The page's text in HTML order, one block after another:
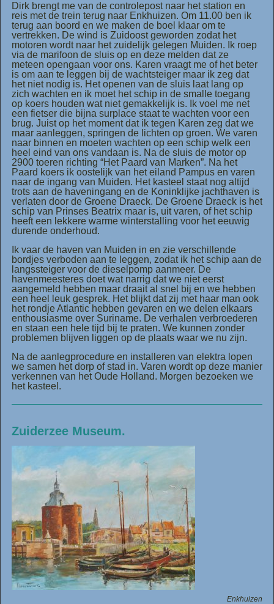
Dirk brengt me van de controlepost naar het station en
reis met de trein terug naar Enkhuizen. Om 11.00 ben ik
terug aan boord en we maken de boel klaar om te
vertrekken. De wind is Zuidoost geworden zodat het
motoren wordt naar het zuidelijk gelegen Muiden. Ik roep
via de marifoon de sluis op en deze melden dat ze
meteen opengaan voor ons. Karen vraagt me of het beter
is om aan te leggen bij de wachtsteiger maar ik zeg dat
het niet nodig is. Het openen van de sluis laat lang op
zich wachten en ik moet het schip in de smalle toegang
op koers houden wat niet gemakkelijk is. Ik voel me net
een fietser die bijna surplace staat te wachten voor een
brug. Juist op het moment dat ik tegen Karen zeg dat we
maar aanleggen, springen de lichten op groen. We varen
naar binnen en moeten wachten op een schip welk een
heel eind van ons vandaan is. Na de sluis de motor op
2900 toeren richting “Het Paard van Marken”. Na het
Paard koers ik oostelijk van het eiland Pampus en varen
naar de ingang van Muiden. Het kasteel staat nog altijd
trots aan de haveningang en de Koninklijke jachthaven is
verlaten door de Groene Draeck. De Groene Draeck is het
schip van Prinses Beatrix maar is, uit varen, of het schip
heeft een lekkere warme winterstalling voor het eeuwig
durende onderhoud.
Ik vaar de haven van Muiden in en zie verschillende
bordjes verboden aan te leggen, zodat ik het schip aan de
langssteiger voor de dieselpomp aanmeer. De
havenmeesteres doet wat narrig dat we niet eerst
aangemeld hebben maar draait al snel bij en we hebben
een heel leuk gesprek. Het blijkt dat zij met haar man ook
het rondje Atlantic hebben gevaren en we delen elkaars
enthousiasme over Suriname. De verhalen verbroederen
en staan een hele tijd bij te praten. We kunnen zonder
problemen blijven liggen op de plaats waar we nu zijn.
Na de aanlegprocedure en installeren van elektra lopen
we samen het dorp of stad in. Varen wordt op deze manier
verkennen van het Oude Holland. Morgen bezoeken we
het kasteel.
Zuiderzee Museum.
Enkhuizen